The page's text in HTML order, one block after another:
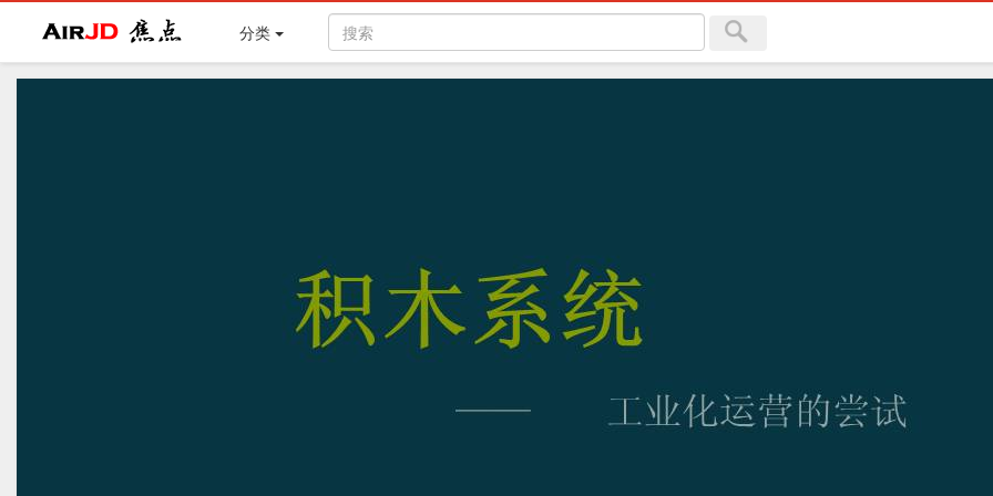
Air焦点 分类